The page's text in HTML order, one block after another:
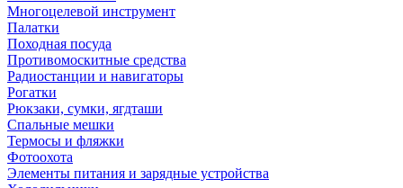
Многоцелевой инструмент
Палатки
Походная посуда
Противомоскитные средства
Радиостанции и навигаторы
Рогатки
Рюкзаки, сумки, ягдташи
Спальные мешки
Термосы и фляжки
Фотоохота
Элементы питания и зарядные устройства